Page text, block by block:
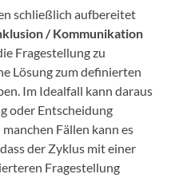
schließlich aufbereitet
/ Kommunikation
Fragestellung zu
Lösung zum definierten
Im Idealfall kann daraus
oder Entscheidung
Fällen kann es
der Zyklus mit einer
Fragestellung